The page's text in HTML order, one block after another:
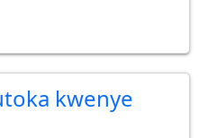
kwenye